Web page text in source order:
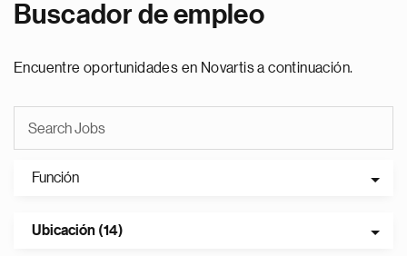
Buscador de empleo
Encuentre oportunidades en Novartis a continuación.
Función
Ubicación (14)